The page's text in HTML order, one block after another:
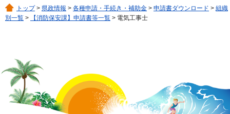
トップ> 県政情報 > 各種申請・手続き・補助金 > 申請書ダウンロード > 組織
別一覧 > 【消防保安課】申請書等一覧 > 電気工事士